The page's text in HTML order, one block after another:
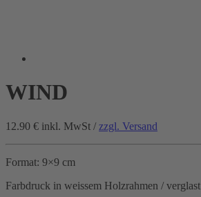
WIND
12.90 € inkl. MwSt / zzgl. Versand
Format: 9×9 cm
Farbdruck in weissem Holzrahmen / verglast